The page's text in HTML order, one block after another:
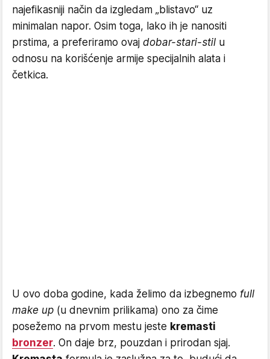
najefikasniji način da izgledam „blistavo“ uz
minimalan napor. Osim toga, lako ih je nanositi
prstima, a preferiramo ovaj dobar-stari-stil u
odnosu na korišćenje armije specijalnih alata i
četkica.
U ovo doba godine, kada želimo da izbegnemo full
make up (u dnevnim prilikama) ono za čime
posežemo na prvom mestu jeste kremasti
bronzer. On daje brz, pouzdan i prirodan sjaj.